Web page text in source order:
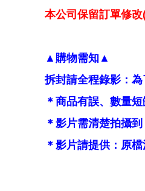
本公司保留訂單修
▲購物需知▲
拆封請全程錄影：
＊商品有誤、數量
＊影片需清楚拍攝
＊影片請提供：原